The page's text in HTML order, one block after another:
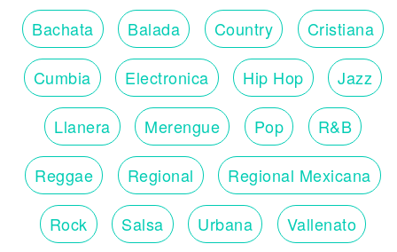
Bachata Balada Country Cristiana
Cumbia Electronica Hip Hop Jazz
Llanera Merengue Pop R&B
Reggae Regional Regional Mexicana
Rock Salsa Urbana Vallenato